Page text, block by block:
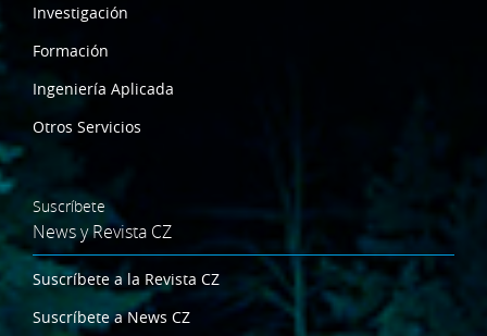
Investigación
Formación
Ingeniería Aplicada
Otros Servicios
Suscríbete
News y Revista CZ
Suscríbete a la Revista CZ
Suscríbete a News CZ